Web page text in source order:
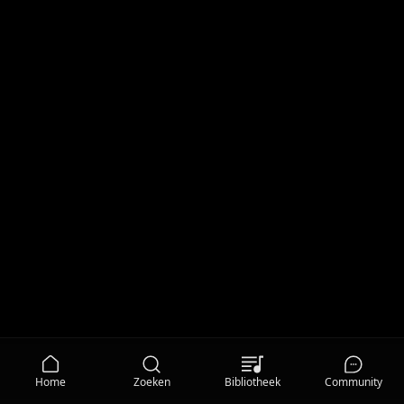
Home Zoeken Bibliotheek Community